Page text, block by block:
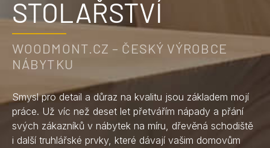
STOLAŘSTVÍ
WOODMONT.CZ – ČESKÝ VÝROBCE
NÁBYTKU
Smysl pro detail a důraz na kvalitu jsou základem mojí
práce. Už víc než deset let přetvářím nápady a přání
svých zákazníků v nábytek na míru, dřevěná schodiště
i další truhlářské prvky, které dávají vašim domovům